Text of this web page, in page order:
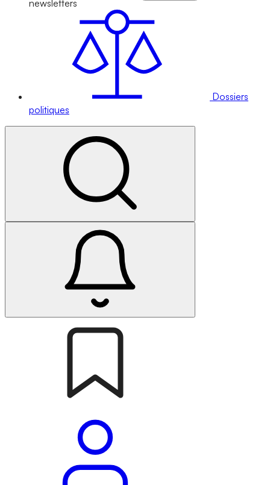
newsletters
Dossiers
politiques